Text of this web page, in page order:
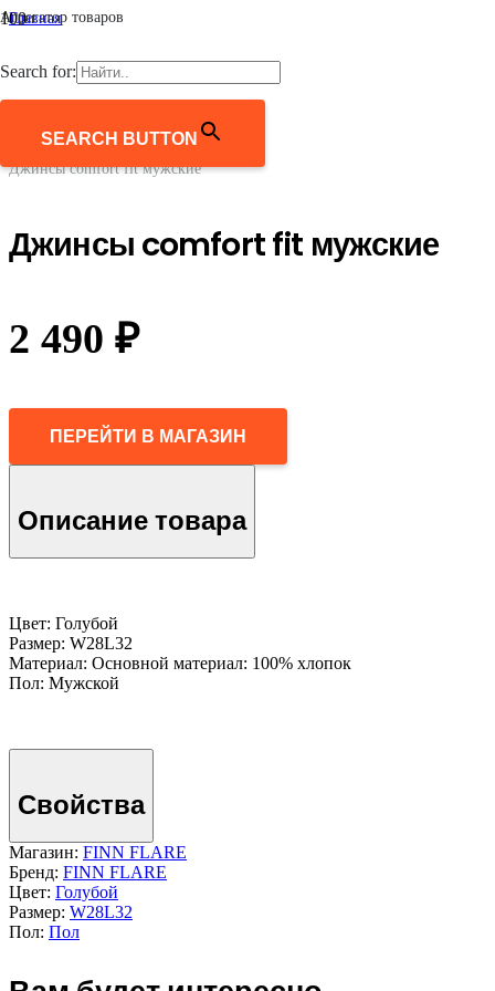
Агрегатор товаров
Search for:
SEARCH BUTTON
Главная
/
Джинсы
Джинсы comfort fit мужские
Джинсы comfort fit мужские
2 490 ₽
ПЕРЕЙТИ В МАГАЗИН
Описание товара
Цвет: Голубой
Размер: W28L32
Материал: Основной материал: 100% хлопок
Пол: Мужской
Свойства
Магазин: FINN FLARE
Бренд: FINN FLARE
Цвет: Голубой
Размер: W28L32
Пол: Пол